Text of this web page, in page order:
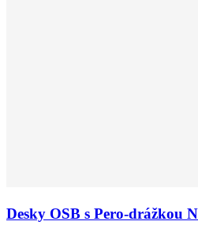
Desky OSB s Pero-drážkou